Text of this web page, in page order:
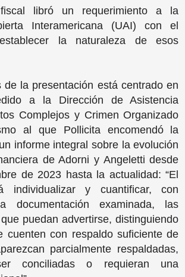
libró un requerimiento a la
Interamericana (UAI) con el
la naturaleza de esos
de la presentación está centrado en
a la Dirección de Asistencia
Complejos y Crimen Organizado
al que Pollicita encomendó la
informe integral sobre la evolución
de Adorni y Angeletti desde
de 2023 hasta la actualidad: “El
individualizar y cuantificar, con
documentación examinada, las
puedan advertirse, distinguiendo
cuenten con respaldo suficiente de
parcialmente respaldadas,
conciliadas o requieran una